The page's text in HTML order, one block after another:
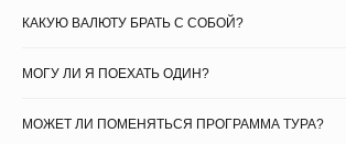
КАКУЮ ВАЛЮТУ БРАТЬ С СОБОЙ?
МОГУ ЛИ Я ПОЕХАТЬ ОДИН?
МОЖЕТ ЛИ ПОМЕНЯТЬСЯ ПРОГРАММА ТУРА?